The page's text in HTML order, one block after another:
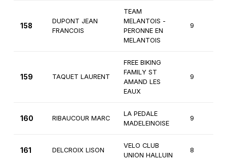
158
DUPONT JEAN
FRANCOIS
TEAM
MELANTOIS -
PERONNE EN
MELANTOIS
9
159 TAQUET LAURENT
FREE BIKING
FAMILY ST
AMAND LES
EAUX
9
160 RIBAUCOUR MARC
LA PEDALE
MADELEINOISE
9
161 DELCROIX LISON
VELO CLUB
UNION HALLUIN
8